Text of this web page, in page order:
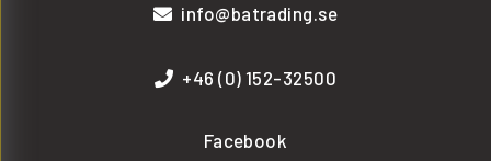
info@batrading.se
+46 (0) 152-32500
Facebook